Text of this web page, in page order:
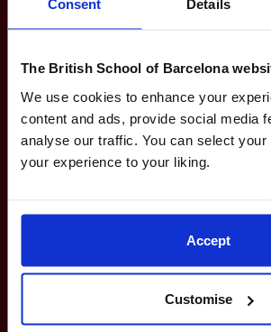
Consent Details
The British School of Barcelona
We use cookies to enhance your
content and ads, provide social media
analyse our traffic. You can select
your experience to your liking.
Accept
Customise
Jonny Cross, Coordinador de
características de nuestro
que incluye una amplia variedad
curriculares y extracurriculares
etapas educativas.
Más información en nuestros